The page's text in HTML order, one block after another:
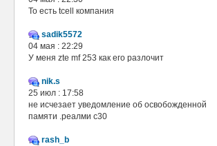
То есть tcell компания
sadik5572
04 мая : 22:29
У меня zte mf 253 как его разлочит
nik.s
25 июл : 17:58
не исчезает уведомление об освобожденной
памяти .реалми с30
rash_b